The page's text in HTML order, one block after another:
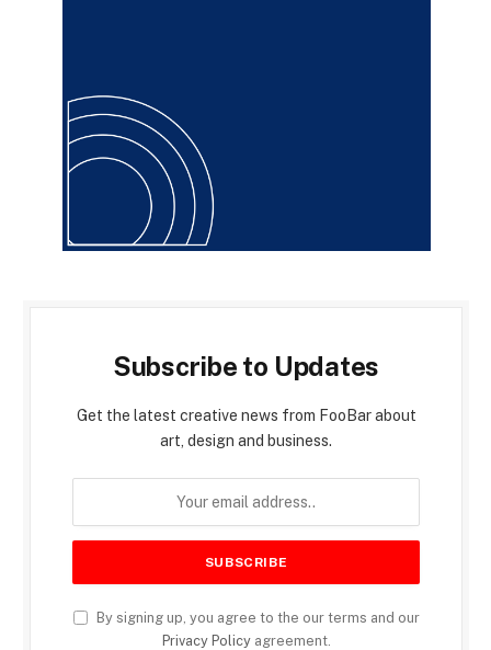
Subscribe to Updates
Get the latest creative news from FooBar about
art, design and business.
By signing up, you agree to the our terms and our
Privacy Policyagreement.